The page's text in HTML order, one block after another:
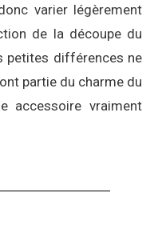
varier légèrement
de la découpe du
petites différences ne
partie du charme du
accessoire vraiment